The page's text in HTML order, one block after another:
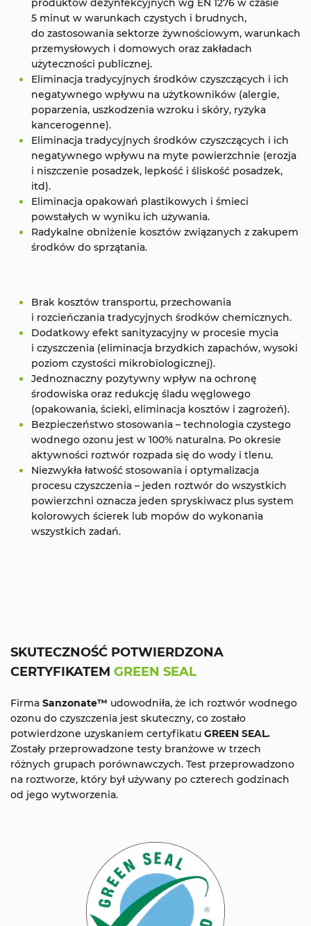
produktów dezynfekcyjnych wg EN 1276 w czasie
5 minut w warunkach czystych i brudnych,
do zastosowania sektorze żywnościowym, warunkach
przemysłowych i domowych oraz zakładach
użyteczności publicznej.
Eliminacja tradycyjnych środków czyszczących i ich
negatywnego wpływu na użytkowników (alergie,
poparzenia, uszkodzenia wzroku i skóry, ryzyka
kancerogenne).
Eliminacja tradycyjnych środków czyszczących i ich
negatywnego wpływu na myte powierzchnie (erozja
i niszczenie posadzek, lepkość i śliskość posadzek,
itd).
Eliminacja opakowań plastikowych i śmieci
powstałych w wyniku ich używania.
Radykalne obniżenie kosztów związanych z zakupem
środków do sprzątania.
Brak kosztów transportu, przechowania
i rozcieńczania tradycyjnych środków chemicznych.
Dodatkowy efekt sanityzacyjny w procesie mycia
i czyszczenia (eliminacja brzydkich zapachów, wysoki
poziom czystości mikrobiologicznej).
Jednoznaczny pozytywny wpływ na ochronę
środowiska oraz redukcję śladu węglowego
(opakowania, ścieki, eliminacja kosztów i zagrożeń).
Bezpieczeństwo stosowania – technologia czystego
wodnego ozonu jest w 100% naturalna. Po okresie
aktywności roztwór rozpada się do wody i tlenu.
Niezwykła łatwość stosowania i optymalizacja
procesu czyszczenia – jeden roztwór do wszystkich
powierzchni oznacza jeden spryskiwacz plus system
kolorowych ścierek lub mopów do wykonania
wszystkich zadań.
SKUTECZNOŚĆ POTWIERDZONA
CERTYFIKATEM GREEN SEAL
Firma Sanzonate™ udowodniła, że ich roztwór wodnego
ozonu do czyszczenia jest skuteczny, co zostało
potwierdzone uzyskaniem certyfikatu GREEN SEAL.
Zostały przeprowadzone testy branżowe w trzech
różnych grupach porównawczych. Test przeprowadzono
na roztworze, który był używany po czterech godzinach
od jego wytworzenia.